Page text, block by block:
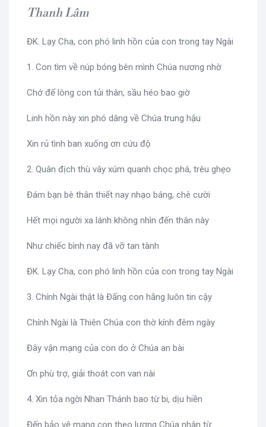
Thanh Lâm
ĐK. Lạy Cha, con phó linh hồn của con trong tay Ngài
1. Con tìm về núp bóng bên mình Chúa nương nhờ
Chớ để lòng con tủi thân, sầu héo bao giờ
Linh hồn này xin phó dâng về Chúa trung hậu
Xin rủ tình ban xuống ơn cứu độ
2. Quân địch thù vây xúm quanh chọc phá, trêu ghẹo
Đám bạn bè thân thiết nay nhạo báng, chê cười
Hết mọi người xa lánh không nhìn đến thân này
Như chiếc bình nay đã vỡ tan tành
ĐK. Lạy Cha, con phó linh hồn của con trong tay Ngài
3. Chính Ngài thật là Đấng con hằng luôn tin cậy
Chính Ngài là Thiên Chúa con thờ kính đêm ngày
Đây vận mạng của con do ở Chúa an bài
Ơn phù trợ, giải thoát con van nài
4. Xin tỏa ngời Nhan Thánh bao từ bi, dịu hiền
Đến bảo vệ mạng con theo lượng Chúa nhân từ